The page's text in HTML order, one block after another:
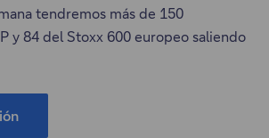
tendremos más de 150
y 84 del Stoxx 600 europeo saliendo